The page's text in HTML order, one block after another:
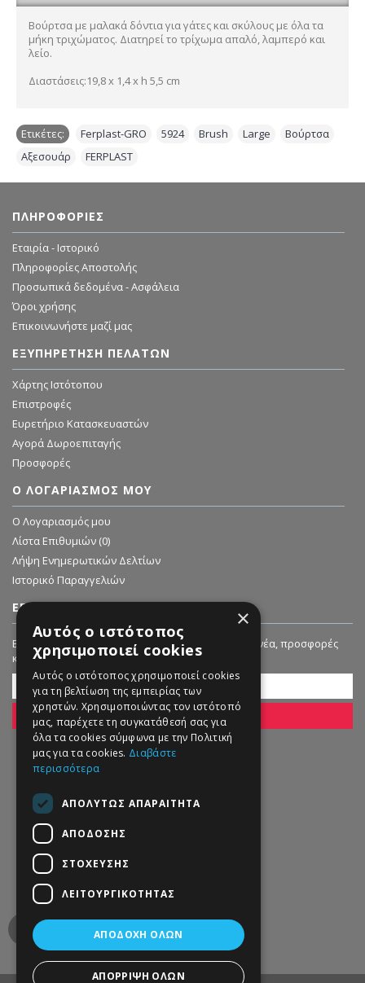
Βούρτσα με μαλακά δόντια για γάτες και σκύλους με όλα τα
μήκη τριχώματος. Διατηρεί το τρίχωμα απαλό, λαμπερό και
λείο.
Διαστάσεις:19,8 x 1,4 x h 5,5 cm
Ετικέτες: Ferplast-GRO 5924 Brush Large Βούρτσα
Αξεσουάρ
FERPLAST
ΠΛΗΡΟΦΟΡΊΕΣ
Εταιρία - Ιστορικό
Πληροφορίες Αποστολής
Προσωπικά δεδομένα - Ασφάλεια
Όροι χρήσης
Επικοινωνήστε μαζί μας
ΕΞΥΠΗΡΈΤΗΣΗ ΠΕΛΑΤΏΝ
Χάρτης Ιστότοπου
Επιστροφές
Ευρετήριο Κατασκευαστών
Αγορά Δωροεπιταγής
Προσφορές
Ο ΛΟΓΑΡΙΑΣΜΌΣ ΜΟΥ
O Λογαριασμός μου
Λίστα Επιθυμιών (0)
Λήψη Ενημερωτικών Δελτίων
Ιστορικό Παραγγελιών
ΕΓΓΡΑΦΗ ΣΤΟ NEWSLETTER
Εγγραφείτε στο Newsletter μας για να λαμβάνετε νέα, προσφορές
και εκπτώσεις!
ΕΓΓΡΑΦΗ
×
Αυτός ο ιστότοπος
χρησιμοποιεί cookies
Αυτός ο ιστότοπος χρησιμοποιεί cookies
για τη βελτίωση της εμπειρίας των
χρηστών. Χρησιμοποιώντας τον ιστότοπό
μας, παρέχετε τη συγκατάθεσή σας για
όλα τα cookies σύμφωνα με την Πολιτική
μας για τα cookies. Διαβάστε
περισσότερα
ΑΠΟΛΎΤΩΣ ΑΠΑΡΑΊΤΗΤΑ
ΑΠΌΔΟΣΗΣ
ΣΤΌΧΕΥΣΗΣ
ΛΕΙΤΟΥΡΓΙΚΌΤΗΤΑΣ
ΑΠΟΔΟΧΉ ΌΛΩΝ
ΑΠΌΡΡΙΨΗ ΌΛΩΝ